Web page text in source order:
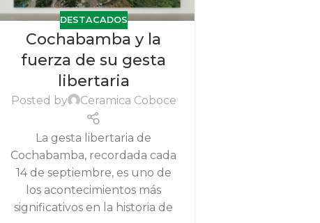
DESTACADOS
Cochabamba y la
fuerza de su gesta
libertaria
Posted by Ceramica Coboce
La gesta libertaria de
Cochabamba, recordada cada
14 de septiembre, es uno de
los acontecimientos más
significativos en la historia de